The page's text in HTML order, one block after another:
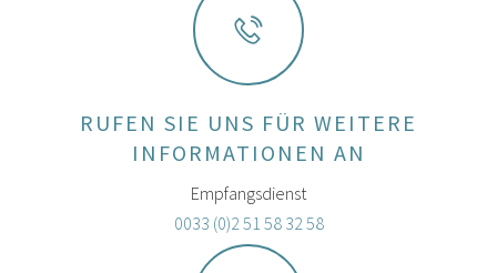
RUFEN SIE UNS FÜR WEITERE
INFORMATIONEN AN
Empfangsdienst
0033 (0)2 51 58 32 58